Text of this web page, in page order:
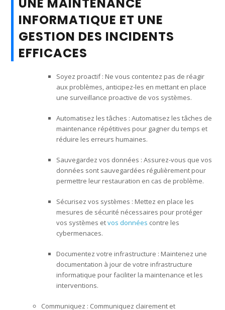
INFORMATIQUE ET UNE
GESTION DES INCIDENTS
EFFICACES
Soyez proactif : Ne vous contentez pas de réagir
aux problèmes, anticipez-les en mettant en place
une surveillance proactive de vos systèmes.
Automatisez les tâches : Automatisez les tâches de
maintenance répétitives pour gagner du temps et
réduire les erreurs humaines.
Sauvegardez vos données : Assurez-vous que vos
données sont sauvegardées régulièrement pour
permettre leur restauration en cas de problème.
Sécurisez vos systèmes : Mettez en place les
mesures de sécurité nécessaires pour protéger
vos systèmes etvos données contre les
cybermenaces.
Documentez votre infrastructure : Maintenez une
documentation à jour de votre infrastructure
informatique pour faciliter la maintenance et les
interventions.
Communiquez : Communiquez clairement et